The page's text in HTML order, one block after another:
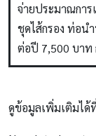
จ่ายประมาณการ
ชุดไส้กรอง ท่อน
ต่อปี 7,500 บาท
ดูข้อมูลเพิ่มเติมได้